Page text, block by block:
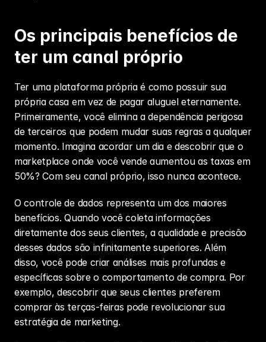
Os principais benefícios de
ter um canal próprio
Ter uma plataforma própria é como possuir sua
própria casa em vez de pagar aluguel eternamente.
Primeiramente, você elimina a dependência perigosa
de terceiros que podem mudar suas regras a qualquer
momento. Imagina acordar um dia e descobrir que o
marketplace onde você vende aumentou as taxas em
50%? Com seu canal próprio, isso nunca acontece.
O controle de dados representa um dos maiores
benefícios. Quando você coleta informações
diretamente dos seus clientes, a qualidade e precisão
desses dados são infinitamente superiores. Além
disso, você pode criar análises mais profundas e
específicas sobre o comportamento de compra. Por
exemplo, descobrir que seus clientes preferem
comprar às terças-feiras pode revolucionar sua
estratégia de marketing.